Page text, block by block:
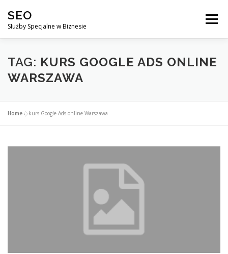
treści
SEO
Służby Specjalne w Biznesie
Menu
AGENCJA SEO CO ZYSKUJESZ ?
TAG: KURS GOOGLE ADS ONLINE
WARSZAWA
Home »kurs Google Ads online Warszawa